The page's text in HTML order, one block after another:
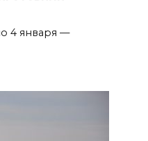
4 января —